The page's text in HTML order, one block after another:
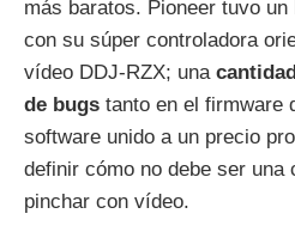
más baratos. Pioneer tuvo
con su súper controladora
vídeo DDJ-RZX; una
de bugs tanto en el firmware
software unido a un precio
definir cómo no debe ser una
pinchar con vídeo.